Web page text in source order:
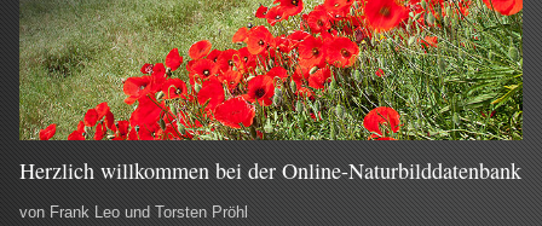
Herzlich willkommen bei der Online-Naturbilddatenbank
von Frank Leo und Torsten Pröhl